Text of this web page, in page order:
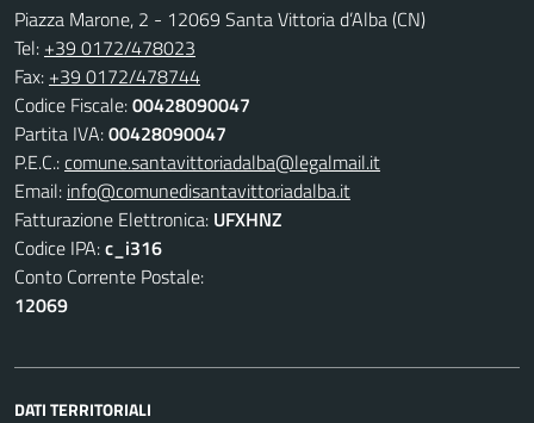
Piazza Marone, 2 - 12069 Santa Vittoria d’Alba (CN)
Tel: +39 0172/478023
Fax: +39 0172/478744
Codice Fiscale:00428090047
Partita IVA:00428090047
P.E.C.:comune.santavittoriadalba@legalmail.it
Email: info@comunedisantavittoriadalba.it
Fatturazione Elettronica: UFXHNZ
Codice IPA:c_i316
Conto Corrente Postale:
12069
DATI TERRITORIALI